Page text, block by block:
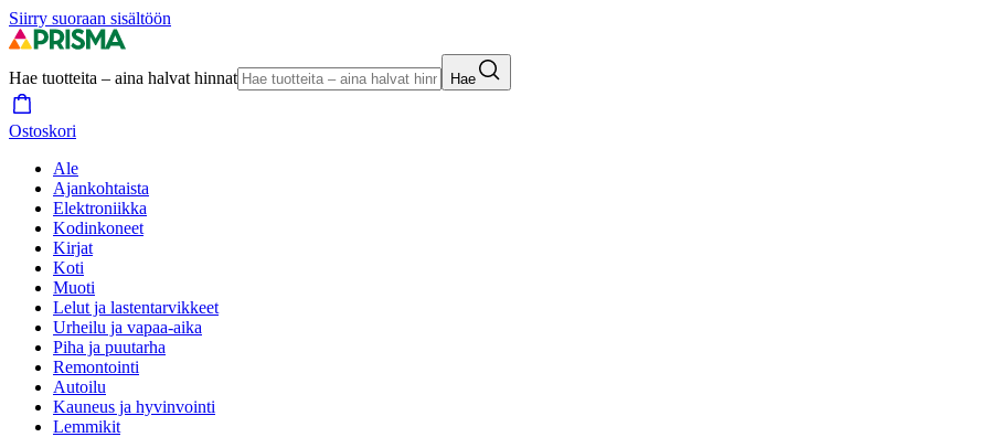
Siirry suoraan sisältöön
Hae tuotteita – aina halvat hinnat Hae
Ostoskori
Ale
Ajankohtaista
Elektroniikka
Kodinkoneet
Kirjat
Koti
Muoti
Lelut ja lastentarvikkeet
Urheilu ja vapaa-aika
Piha ja puutarha
Remontointi
Autoilu
Kauneus ja hyvinvointi
Lemmikit